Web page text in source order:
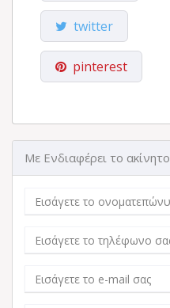
twitter
pinterest
Με Ενδιαφέρει το ακίνητο